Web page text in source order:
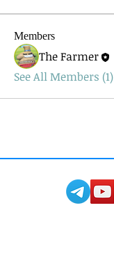
Members
The Farmer
See All Members (1)